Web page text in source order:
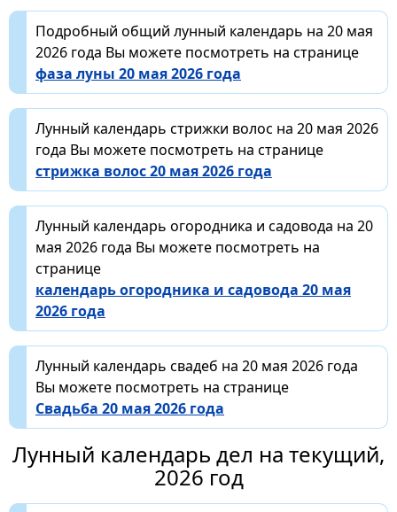
Подробный общий лунный календарь на 20 мая
2026 года Вы можете посмотреть на странице
фаза луны 20 мая 2026 года
Лунный календарь стрижки волос на 20 мая 2026
года Вы можете посмотреть на странице
стрижка волос 20 мая 2026 года
Лунный календарь огородника и садовода на 20
мая 2026 года Вы можете посмотреть на
странице
календарь огородника и садовода 20 мая
2026 года
Лунный календарь свадеб на 20 мая 2026 года
Вы можете посмотреть на странице
Свадьба 20 мая 2026 года
Лунный календарь дел на текущий,
2026 год